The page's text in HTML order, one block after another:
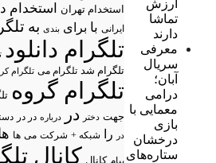
ارزش
تماشا
دارند
معرفی
سریال
آبان؛
درامی
معمایی با
بازی
درخشان
ستاره‌های
استخدام تهران استخدام
ایرانی با برای بندی به
تلگرام دانلود
تلگرام شد تلگرام می تلگرام
تلگرام گروه
جهت دختر در درباره در در
در
را شبکه + شرکت می ها
کانال